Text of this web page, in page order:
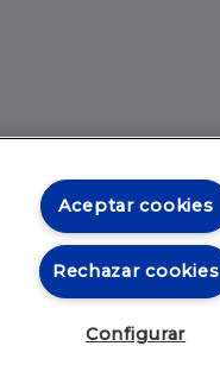
Aceptar cookies
Rechazar cookies
Configurar